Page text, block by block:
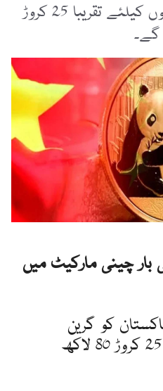
پاکستان کو گرین منصوبوں کیلئے تقریبا 25 کروڑ
بار چینی مارکیٹ میں
کو گرین
منصوبوں کیلئے تقریبا 25 کروڑ 80 لاکھ